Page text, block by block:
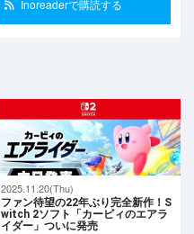
Inoreaderで購読する
2025.11.20(Thu)
ファン待望の22年ぶり完全新作！S
witch 2ソフト「カービィのエアラ
イダー」ついに発売